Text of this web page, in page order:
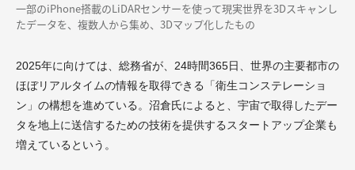
一部のiPhone搭載のLiDARセンサーを使って現実世界を3Dスキャンし
たデータを、複数人から集め、3Dマップ化したもの
2025年に向けては、総務省が、24時間365日、世界の主要都市の
ほぼリアルタイムの情報を取得できる「衛生コンステレーショ
ン」の構想を進めている。沼倉氏によると、宇宙で取得したデー
タを地上に送信するための技術を提供するスタートアップ企業も
増えているという。